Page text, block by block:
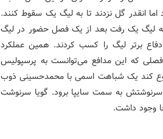
انقدر گل نزدند تا به لیگ یک سقوط کنند.
به لیگ یک رفت بعد از یک فصل حضور در لیگ
برتر لیگ را کسب کردند. همین عملکرد
که این مدافع می‌توانست به پرسپولیس
کند یک شباهت اسمی با محمدحسینی ذوب
سرنوشتش به سمت سایپا برود. گویا سرنوشت
وجود داشت.